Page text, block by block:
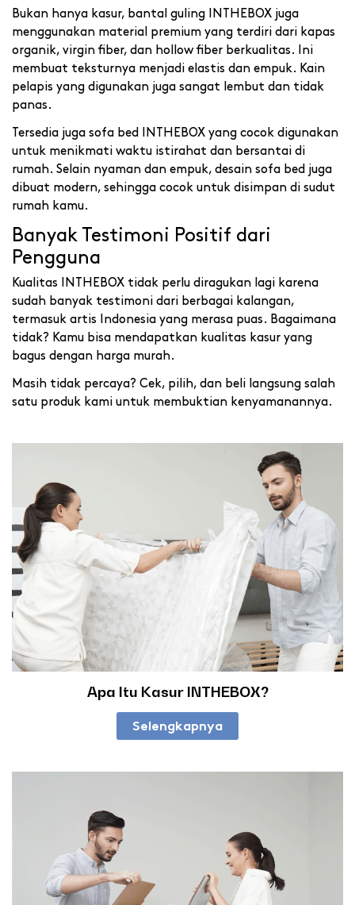
Bukan hanya kasur, bantal guling INTHEBOX juga
menggunakan material premium yang terdiri dari kapas
organik, virgin fiber, dan hollow fiber berkualitas. Ini
membuat teksturnya menjadi elastis dan empuk. Kain
pelapis yang digunakan juga sangat lembut dan tidak
panas.
Tersedia juga sofa bed INTHEBOX yang cocok digunakan
untuk menikmati waktu istirahat dan bersantai di
rumah. Selain nyaman dan empuk, desain sofa bed juga
dibuat modern, sehingga cocok untuk disimpan di sudut
rumah kamu.
Banyak Testimoni Positif dari
Pengguna
Kualitas INTHEBOX tidak perlu diragukan lagi karena
sudah banyak testimoni dari berbagai kalangan,
termasuk artis Indonesia yang merasa puas. Bagaimana
tidak? Kamu bisa mendapatkan kualitas kasur yang
bagus dengan harga murah.
Masih tidak percaya? Cek, pilih, dan beli langsung salah
satu produk kami untuk membuktian kenyamanannya.
Apa Itu Kasur INTHEBOX?
Selengkapnya